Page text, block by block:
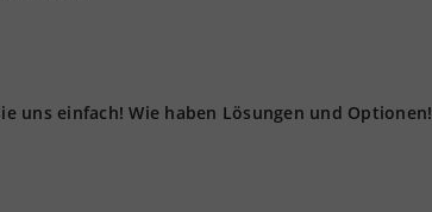
uns einfach! Wie haben Lösungen und Optionen!